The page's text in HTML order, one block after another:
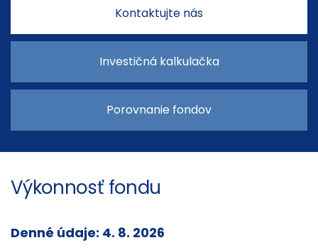
Kontaktujte nás
Investičná kalkulačka
Porovnanie fondov
Výkonnosť fondu
Denné údaje: 4. 8. 2026